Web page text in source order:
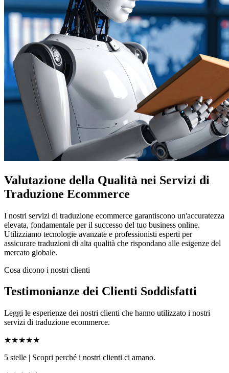
Valutazione della Qualità nei Servizi di
Traduzione Ecommerce
I nostri servizi di traduzione ecommerce garantiscono un'accuratezza
elevata, fondamentale per il successo del tuo business online.
Utilizziamo tecnologie avanzate e professionisti esperti per
assicurare traduzioni di alta qualità che rispondano alle esigenze del
mercato globale.
Cosa dicono i nostri clienti
Testimonianze dei Clienti Soddisfatti
Leggi le esperienze dei nostri clienti che hanno utilizzato i nostri
servizi di traduzione ecommerce.
★★★★★
5 stelle | Scopri perché i nostri clienti ci amano.